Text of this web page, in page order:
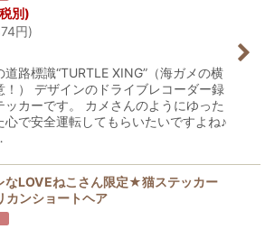
別)
円)
道路標識“TURTLE XING”（海ガメの横
！） デザインのドライブレコーダー録
ッカーです。 カメさんのようにゆった
心で安全運転してもらいたいですよね♪
なLOVEねこさん限定★猫ステッカー
ンショートヘア